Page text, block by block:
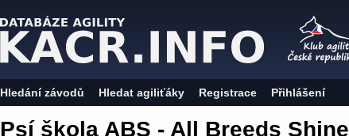
Hledání závodů Hledat agiliťáky Registrace Přihlášení
Psí škola ABS - All Breeds Shine